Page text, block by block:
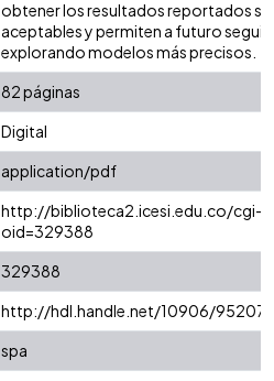
obtener los resultados reportados
aceptables y permiten a futuro seguir
explorando modelos más precisos.
82 páginas
Digital
application/pdf
http://biblioteca2.icesi.edu.co/cgi-
oid=329388
329388
http://hdl.handle.net/10906/95207
spa